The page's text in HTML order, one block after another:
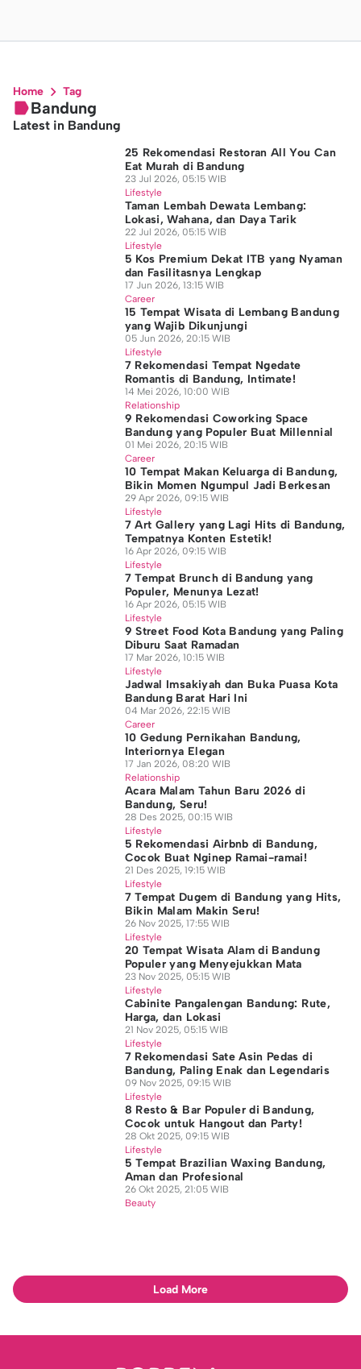
Home Tag
Bandung
Latest in Bandung
25 Rekomendasi Restoran All You Can
Eat Murah di Bandung
23 Jul 2026, 05:15 WIB
Lifestyle
Taman Lembah Dewata Lembang:
Lokasi, Wahana, dan Daya Tarik
22 Jul 2026, 05:15 WIB
Lifestyle
5 Kos Premium Dekat ITB yang Nyaman
dan Fasilitasnya Lengkap
17 Jun 2026, 13:15 WIB
Career
15 Tempat Wisata di Lembang Bandung
yang Wajib Dikunjungi
05 Jun 2026, 20:15 WIB
Lifestyle
7 Rekomendasi Tempat Ngedate
Romantis di Bandung, Intimate!
14 Mei 2026, 10:00 WIB
Relationship
9 Rekomendasi Coworking Space
Bandung yang Populer Buat Millennial
01 Mei 2026, 20:15 WIB
Career
10 Tempat Makan Keluarga di Bandung,
Bikin Momen Ngumpul Jadi Berkesan
29 Apr 2026, 09:15 WIB
Lifestyle
7 Art Gallery yang Lagi Hits di Bandung,
Tempatnya Konten Estetik!
16 Apr 2026, 09:15 WIB
Lifestyle
7 Tempat Brunch di Bandung yang
Populer, Menunya Lezat!
16 Apr 2026, 05:15 WIB
Lifestyle
9 Street Food Kota Bandung yang Paling
Diburu Saat Ramadan
17 Mar 2026, 10:15 WIB
Lifestyle
Jadwal Imsakiyah dan Buka Puasa Kota
Bandung Barat Hari Ini
04 Mar 2026, 22:15 WIB
Career
10 Gedung Pernikahan Bandung,
Interiornya Elegan
17 Jan 2026, 08:20 WIB
Relationship
Acara Malam Tahun Baru 2026 di
Bandung, Seru!
28 Des 2025, 00:15 WIB
Lifestyle
5 Rekomendasi Airbnb di Bandung,
Cocok Buat Nginep Ramai-ramai!
21 Des 2025, 19:15 WIB
Lifestyle
7 Tempat Dugem di Bandung yang Hits,
Bikin Malam Makin Seru!
26 Nov 2025, 17:55 WIB
Lifestyle
20 Tempat Wisata Alam di Bandung
Populer yang Menyejukkan Mata
23 Nov 2025, 05:15 WIB
Lifestyle
Cabinite Pangalengan Bandung: Rute,
Harga, dan Lokasi
21 Nov 2025, 05:15 WIB
Lifestyle
7 Rekomendasi Sate Asin Pedas di
Bandung, Paling Enak dan Legendaris
09 Nov 2025, 09:15 WIB
Lifestyle
8 Resto & Bar Populer di Bandung,
Cocok untuk Hangout dan Party!
28 Okt 2025, 09:15 WIB
Lifestyle
5 Tempat Brazilian Waxing Bandung,
Aman dan Profesional
26 Okt 2025, 21:05 WIB
Beauty
Load More